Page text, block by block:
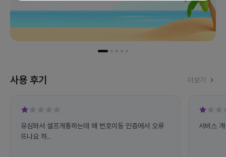
사용 후기 더보기
유심와서 셀프개통하는데 왜 번호이동 인증에서 오류
뜨나요 하..
서비스